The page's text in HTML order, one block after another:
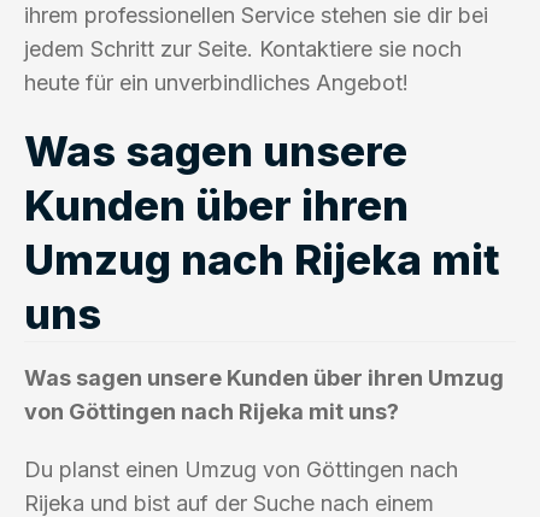
ihrem professionellen Service stehen sie dir bei
jedem Schritt zur Seite. Kontaktiere sie noch
heute für ein unverbindliches Angebot!
Was sagen unsere
Kunden über ihren
Umzug nach Rijeka mit
uns
Was sagen unsere Kunden über ihren Umzug
von Göttingen nach Rijeka mit uns?
Du planst einen Umzug von Göttingen nach
Rijeka und bist auf der Suche nach einem